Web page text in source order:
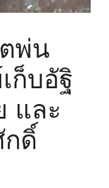
พ่น
ก็บอัฐิ
และ
ดิ์